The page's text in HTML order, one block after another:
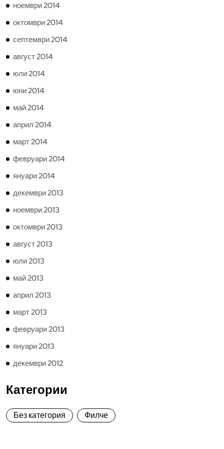
ноември 2014
октомври 2014
септември 2014
август 2014
юли 2014
юни 2014
май 2014
април 2014
март 2014
февруари 2014
януари 2014
декември 2013
ноември 2013
октомври 2013
август 2013
юли 2013
май 2013
април 2013
март 2013
февруари 2013
януари 2013
декември 2012
Категории
Без категория Филче